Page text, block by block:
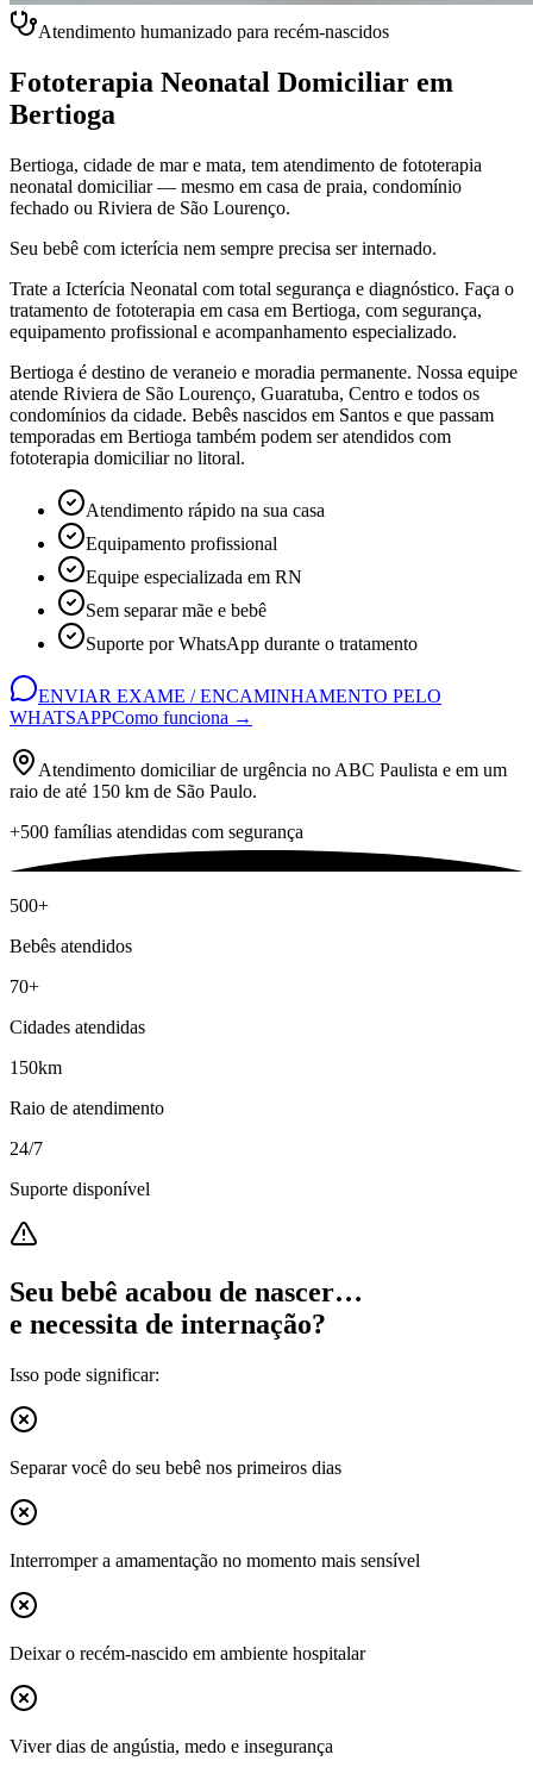
Atendimento humanizado para recém-nascidos
Fototerapia Neonatal Domiciliar em
Bertioga
Bertioga, cidade de mar e mata, tem atendimento de fototerapia
neonatal domiciliar — mesmo em casa de praia, condomínio
fechado ou Riviera de São Lourenço.
Seu bebê com icterícia nem sempre precisa ser internado.
Trate a Icterícia Neonatal com total segurança e diagnóstico. Faça o
tratamento de fototerapia em casa em Bertioga, com segurança,
equipamento profissional e acompanhamento especializado.
Bertioga é destino de veraneio e moradia permanente. Nossa equipe
atende Riviera de São Lourenço, Guaratuba, Centro e todos os
condomínios da cidade. Bebês nascidos em Santos e que passam
temporadas em Bertioga também podem ser atendidos com
fototerapia domiciliar no litoral.
Atendimento rápido na sua casa
Equipamento profissional
Equipe especializada em RN
Sem separar mãe e bebê
Suporte por WhatsApp durante o tratamento
ENVIAR EXAME / ENCAMINHAMENTO PELO
WHATSAPPComo funciona →
Atendimento domiciliar de urgência no ABC Paulista e em um
raio de até 150 km de São Paulo.
+500 famílias atendidas com segurança
500+
Bebês atendidos
70+
Cidades atendidas
150km
Raio de atendimento
24/7
Suporte disponível
Seu bebê acabou de nascer…
e necessita de internação?
Isso pode significar:
Separar você do seu bebê nos primeiros dias
Interromper a amamentação no momento mais sensível
Deixar o recém-nascido em ambiente hospitalar
Viver dias de angústia, medo e insegurança